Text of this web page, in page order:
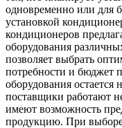
одновременно или для
установкой
кондиционеров
оборудования
позволяет выбрать
потребности и бюджет
оборудования
поставщики работают
имеют возможность
продукцию. При